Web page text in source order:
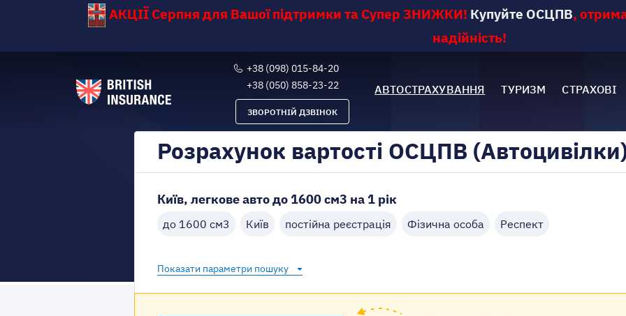
АКЦІЇ Серпня для Вашої підтримки та Супер ЗНИЖКИ! Купуйте ОСЦПВ,
надійність!
АВТОСТРАХУВАННЯ ТУРИЗМ СТРАХОВІ
+38 (098) 015-84-20
+38 (050) 858-23-22
ЗВОРОТНІЙ ДЗВІНОК
Розрахунок вартості ОСЦПВ
Київ, легкове авто до 1600 см3 на 1 рік
до 1600 см3 Київ постійна реєстрація Фізична особа Респект
Показати параметри пошуку